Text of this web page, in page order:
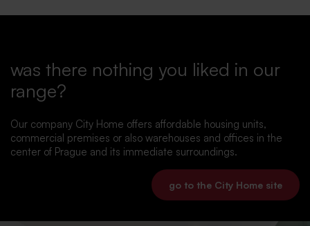
was there nothing you liked in our
range?
Our company City Home offers affordable housing units,
commercial premises or also warehouses and offices in the
center of Prague and its immediate surroundings.
go to the City Home site